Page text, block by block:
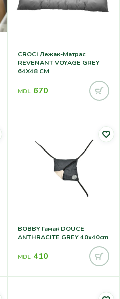
CROCI Лежак-Матрас
REVENANT VOYAGE GREY
64X48 CM
MDL 670
BOBBY Гамак DOUCE
ANTHRACITE GREY 40x40cm
MDL 410